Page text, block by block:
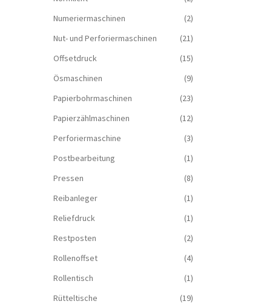
Numeriermaschinen
(2)
Nut- und Perforiermaschinen
(21)
Offsetdruck
(15)
Ösmaschinen
(9)
Papierbohrmaschinen
(23)
Papierzählmaschinen
(12)
Perforiermaschine
(3)
Postbearbeitung
(1)
Pressen
(8)
Reibanleger
(1)
Reliefdruck
(1)
Restposten
(2)
Rollenoffset
(4)
Rollentisch
(1)
Rütteltische
(19)